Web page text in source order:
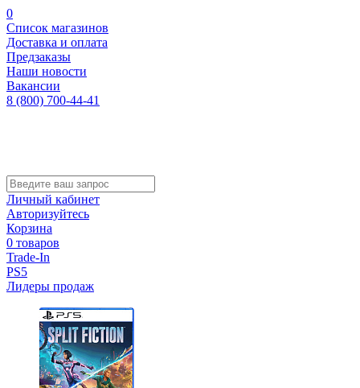
0
Список магазинов
Доставка и оплата
Предзаказы
Наши новости
Вакансии
8 (800) 700-44-41
Личный кабинет
Авторизуйтесь
Корзина
0 товаров
Trade-In
PS5
Лидеры продаж